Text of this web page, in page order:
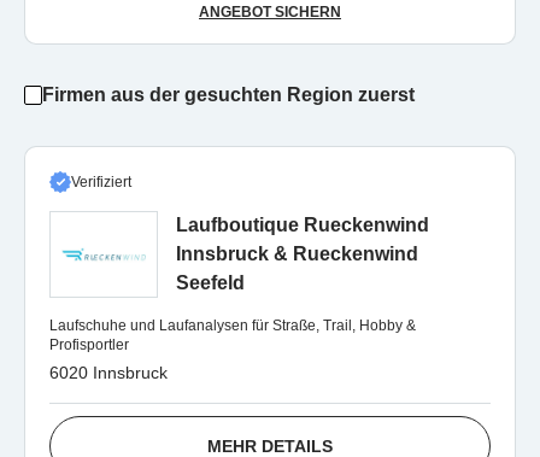
ANGEBOT SICHERN
Firmen aus der gesuchten Region zuerst
Verifiziert
Laufboutique Rueckenwind
Innsbruck & Rueckenwind
Seefeld
Laufschuhe und Laufanalysen für Straße, Trail, Hobby &
Profisportler
6020 Innsbruck
MEHR DETAILS